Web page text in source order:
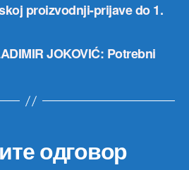
proizvodnji-prijave do 1.
JOKOVIĆ: Potrebni
одговор